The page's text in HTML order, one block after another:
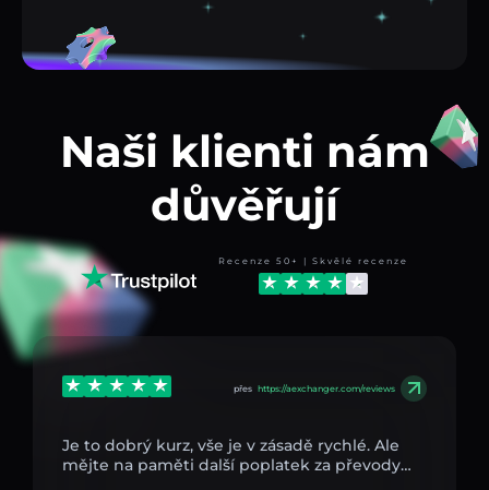
Naši klienti nám
důvěřují
Recenze 50+ | Skvělé recenze
přes https://aexchanger.com/reviews
Je to dobrý kurz, vše je v zásadě rychlé. Ale
mějte na paměti další poplatek za převody…